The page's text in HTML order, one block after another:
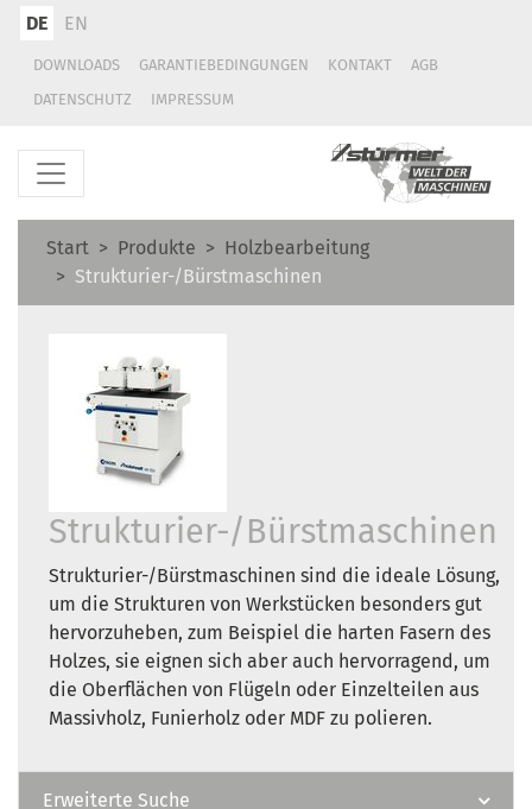
DE EN
DOWNLOADS GARANTIEBEDINGUNGEN KONTAKT
AGB
DATENSCHUTZ
IMPRESSUM
Start Produkte
Holzbearbeitung
Strukturier-/Bürstmaschinen
Strukturier-/Bürstmaschinen
Strukturier-/Bürstmaschinen sind die ideale Lösung,
um die Strukturen von Werkstücken besonders gut
hervorzuheben, zum Beispiel die harten Fasern des
Holzes, sie eignen sich aber auch hervorragend, um
die Oberflächen von Flügeln oder Einzelteilen aus
Massivholz, Funierholz oder MDF zu polieren.
Erweiterte Suche